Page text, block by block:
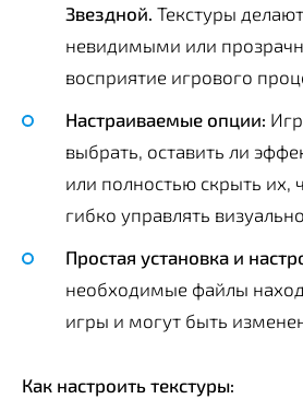
Звездной. Текстуры
невидимыми или
восприятие игрового
Настраиваемые опции:
выбрать, оставить ли
или полностью скрыть их,
гибко управлять
Простая установка и
необходимые файлы
игры и могут быть
Как настроить текстуры: